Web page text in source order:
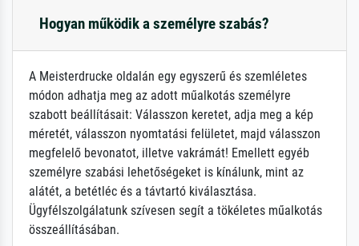
Hogyan működik a személyre szabás?
A Meisterdrucke oldalán egy egyszerű és szemléletes
módon adhatja meg az adott műalkotás személyre
szabott beállításait: Válasszon keretet, adja meg a kép
méretét, válasszon nyomtatási felületet, majd válasszon
megfelelő bevonatot, illetve vakrámát! Emellett egyéb
személyre szabási lehetőségeket is kínálunk, mint az
alátét, a betétléc és a távtartó kiválasztása.
Ügyfélszolgálatunk szívesen segít a tökéletes műalkotás
összeállításában.